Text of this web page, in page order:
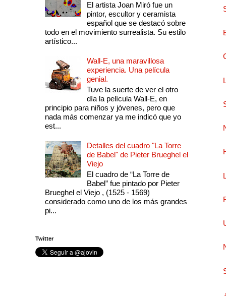
El artista Joan Miró fue un
pintor, escultor y ceramista
español que se destacó sobre
todo en el movimiento surrealista. Su estilo
artístico...
Wall-E, una maravillosa
experiencia. Una película
genial.
Tuve la suerte de ver el otro
día la película Wall-E, en
principio para niños y jóvenes, pero que
nada más comenzar ya me indicó que yo
est...
Detalles del cuadro "La Torre
de Babel" de Pieter Brueghel el
Viejo
El cuadro de “La Torre de
Babel” fue pintado por Pieter
Brueghel el Viejo , (1525 - 1569)
considerado como uno de los más grandes
pi...
Twitter